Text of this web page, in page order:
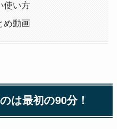
使い方
め動画
は最初の90分！